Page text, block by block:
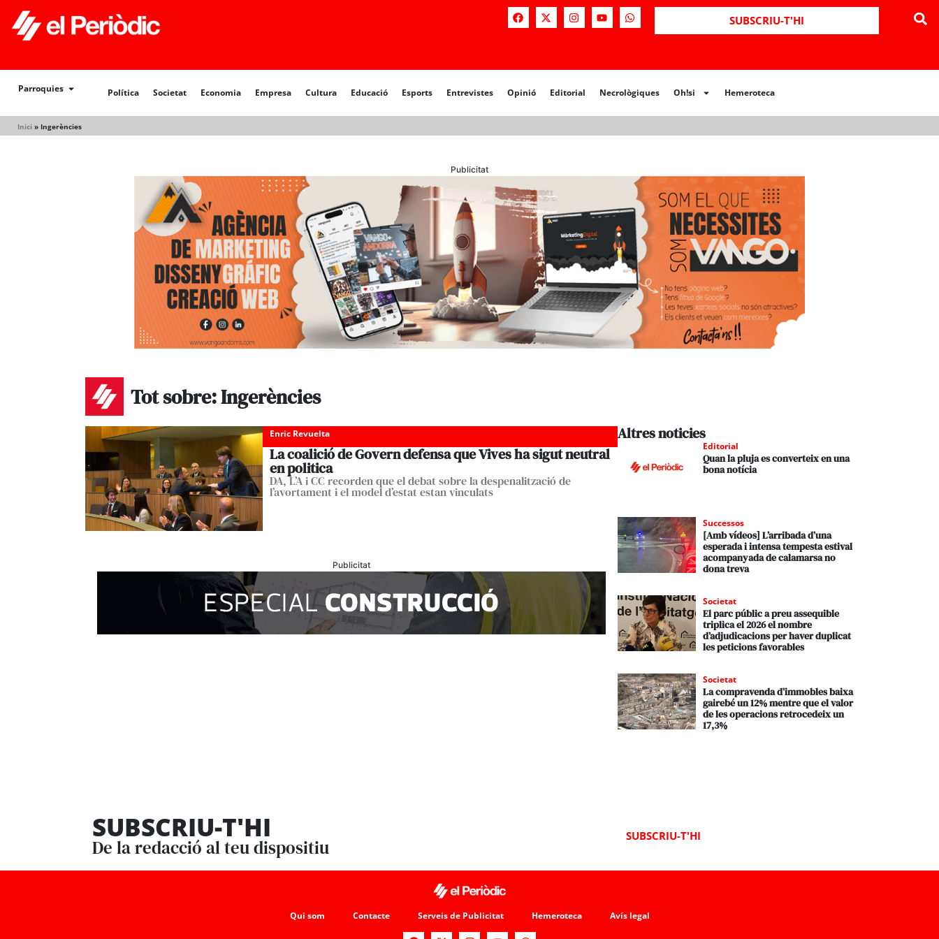
SUBSCRIU-T'HI
Parroquies Política Societat Economia Empresa Cultura Educació Esports Entrevistes Opinió Editorial Necrològiques Oh!si Hemeroteca
Inici » Ingerències
Política Societat Opinió Editorial Necrològiques Hemeroteca
Publicitat
Tot sobre: Ingerències
Enric Revuelta
La coalició de Govern defensa que Vives ha sigut neutral
en politica
DA, L’A i CC recorden que el debat sobre la despenalització de
l’avortament i el model d’estat estan vinculats
Publicitat
Altres noticies
Editorial
Quan la pluja es converteix en una
bona notícia
Successos
[Amb vídeos] L’arribada d’una
esperada i intensa tempesta estival
acompanyada de calamarsa no
dona treva
Societat
El parc públic a preu assequible
triplica el 2026 el nombre
d’adjudicacions per haver duplicat
les peticions favorables
Societat
La compravenda d’immobles baixa
gairebé un 12% mentre que el valor
de les operacions retrocedeix un
17,3%
SUBSCRIU-T'HI
De la redacció al teu dispositiu
SUBSCRIU-T'HI
Qui som Contacte Serveis de Publicitat Hemeroteca Avís legal